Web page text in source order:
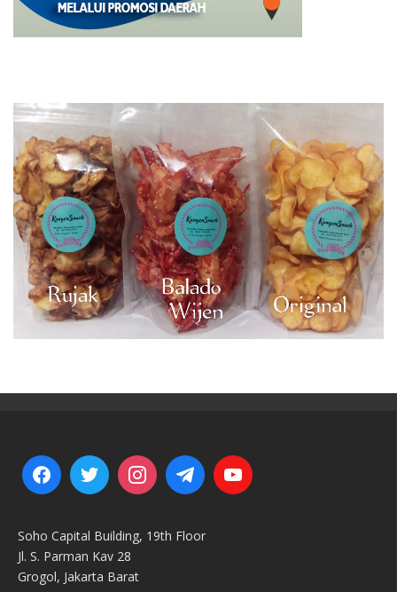
Soho Capital Building, 19th Floor
Jl. S. Parman Kav 28
Grogol, Jakarta Barat